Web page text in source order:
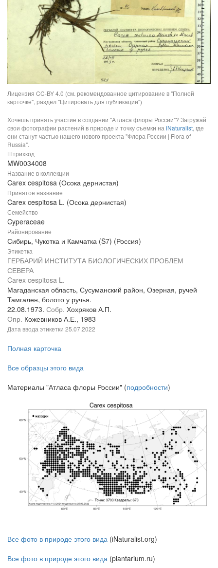
Лицензия CC-BY 4.0 (см. рекомендованное цитирование в "Полной
карточке", раздел "Цитировать для публикации")
Хочешь принять участие в создании "Атласа флоры России"? Загружай
свои фотографии растений в природе и точку съемки на iNaturalist, где
они станут частью нашего нового проекта "Флора России | Flora of
Russia".
Штрихкод
MW0034008
Название в коллекции
Carex cespitosa (Осока дернистая)
Принятое название
Carex cespitosa L. (Осока дернистая)
Семейство
Cyperaceae
Районирование
Сибирь, Чукотка и Камчатка (S7) (Россия)
Этикетка
ГЕРБАРИЙ ИНСТИТУТА БИОЛОГИЧЕСКИХ ПРОБЛЕМ
СЕВЕРА
Carex cespitosa L.
Магаданская область, Сусуманский район, Озерная, ручей
Тамгален, болото у ручья.
22.08.1973. Собр. Хохряков А.П.
Опр. Кожевников А.Е., 1983
Дата ввода этикетки 25.07.2022
Полная карточка
Все образцы этого вида
Материалы "Атласа флоры России" (подробности)
Все фото в природе этого вида (iNaturalist.org)
Все фото в природе этого вида (plantarium.ru)